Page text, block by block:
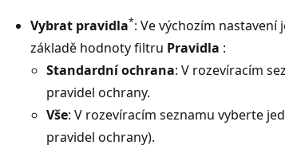
Vybrat pravidla*: Ve výchozím nastavení
základě hodnoty filtru Pravidla :
Standardní ochrana: V rozevíracím
pravidel ochrany.
Vše: V rozevíracím seznamu vyberte
pravidel ochrany).